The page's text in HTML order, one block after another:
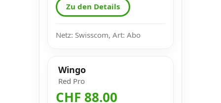
Zu den Details
Netz: Swisscom, Art: Abo
Wingo
Red Pro
CHF 88.00